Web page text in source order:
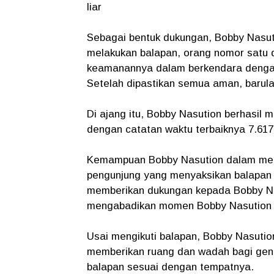
liar
Sebagai bentuk dukungan, Bobby
melakukan balapan, orang nomor
keamanannya dalam berkendara
Setelah dipastikan semua aman,
Di ajang itu, Bobby Nasution berhasil
dengan catatan waktu terbaiknya
Kemampuan Bobby Nasution dalam
pengunjung yang menyaksikan
memberikan dukungan kepada Bobby
mengabadikan momen Bobby
Usai mengikuti balapan, Bobby
memberikan ruang dan wadah bagi
balapan sesuai dengan tempatnya.